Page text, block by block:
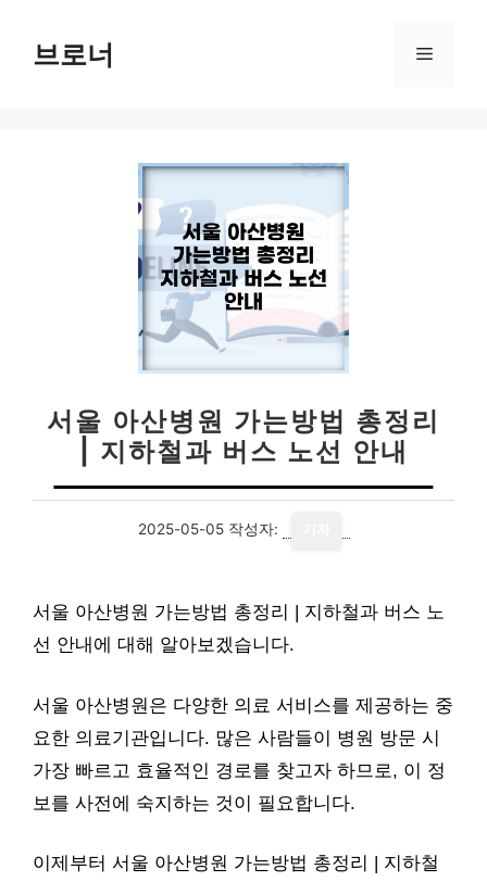
브로너 메
서울 아산병원 가는방법 총정리
| 지하철과 버스 노선 안내
2025-05-05 작성자:
서울 아산병원 가는방법 총정리 | 지하철과 버스 노
선 안내에 대해 알아보겠습니다.
서울 아산병원은 다양한 의료 서비스를 제공하는 중
요한 의료기관입니다. 많은 사람들이 병원 방문 시
가장 빠르고 효율적인 경로를 찾고자 하므로, 이 정
보를 사전에 숙지하는 것이 필요합니다.
이제부터 서울 아산병원 가는방법 총정리 | 지하철